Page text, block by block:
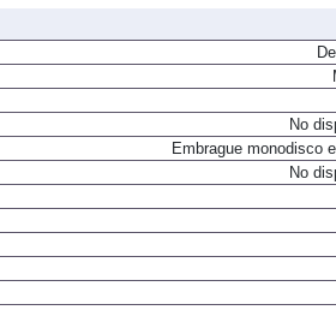
No
Embrague monodisco